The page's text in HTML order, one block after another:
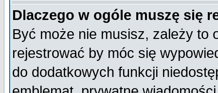
Dlaczego w ogóle muszę się
Być może nie musisz, zależy to
rejestrować by móc się
do dodatkowych funkcji